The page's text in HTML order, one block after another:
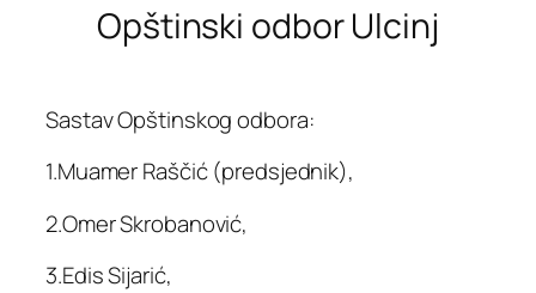
Opštinski odbor Ulcinj
Sastav Opštinskog odbora:
1.Muamer Raščić (predsjednik),
2.Omer Skrobanović,
3.Edis Sijarić,